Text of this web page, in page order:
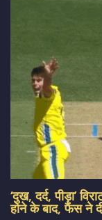
‘दुख, दर्द, पीड़ा’
होने के बाद, फैंस ने